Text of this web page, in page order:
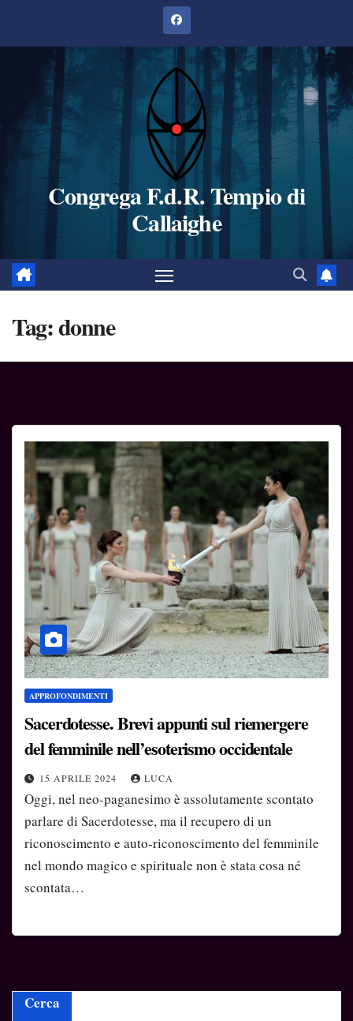
Congrega F.d.R. Tempio di
Callaighe
Tag:donne
APPROFONDIMENTI
Sacerdotesse. Brevi appunti sul riemergere
del femminile nell’esoterismo occidentale
15 APRILE 2024 LUCA
Oggi, nel neo-paganesimo è assolutamente scontato
parlare di Sacerdotesse, ma il recupero di un
riconoscimento e auto-riconoscimento del femminile
nel mondo magico e spirituale non è stata cosa né
scontata…
Cerca